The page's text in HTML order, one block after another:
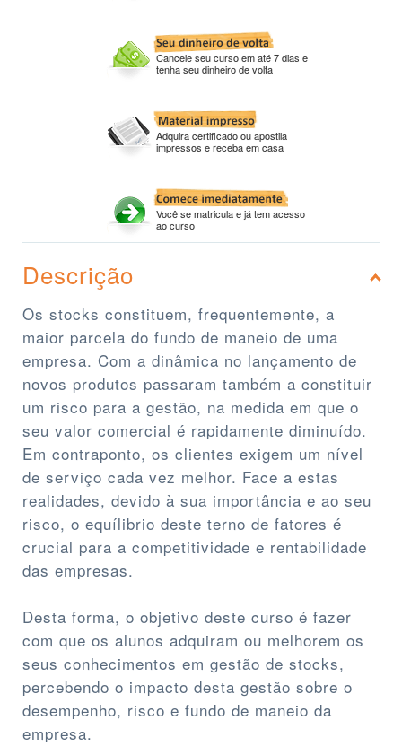
Cancele seu curso em até 7 dias e
tenha seu dinheiro de volta
Adquira certificado ou apostila
impressos e receba em casa
Você se matricula e já tem acesso
ao curso
Descrição
Os stocks constituem, frequentemente, a
maior parcela do fundo de maneio de uma
empresa. Com a dinâmica no lançamento de
novos produtos passaram também a constituir
um risco para a gestão, na medida em que o
seu valor comercial é rapidamente diminuído.
Em contraponto, os clientes exigem um nível
de serviço cada vez melhor. Face a estas
realidades, devido à sua importância e ao seu
risco, o equílibrio deste terno de fatores é
crucial para a competitividade e rentabilidade
das empresas.
Desta forma, o objetivo deste curso é fazer
com que os alunos adquiram ou melhorem os
seus conhecimentos em gestão de stocks,
percebendo o impacto desta gestão sobre o
desempenho, risco e fundo de maneio da
empresa.